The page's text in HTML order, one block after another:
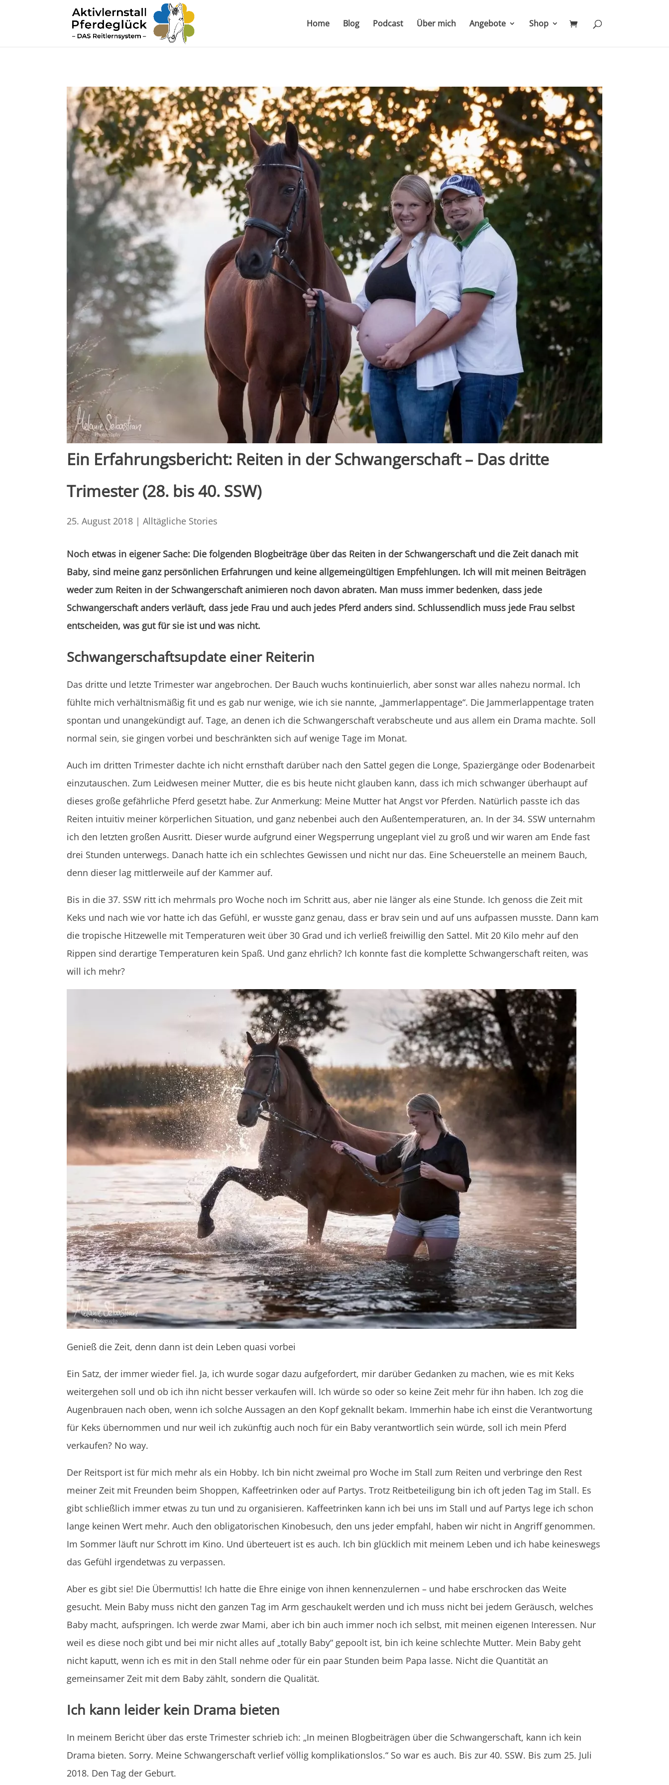
Home Blog Podcast Über mich Angebote Shop
Ein Erfahrungsbericht: Reiten in der Schwangerschaft – Das dritte
Trimester (28. bis 40. SSW)
25. August 2018 |Alltägliche Stories
Noch etwas in eigener Sache: Die folgenden Blogbeiträge über das Reiten in der Schwangerschaft und die Zeit danach mit
Baby, sind meine ganz persönlichen Erfahrungen und keine allgemeingültigen Empfehlungen. Ich will mit meinen Beiträgen
weder zum Reiten in der Schwangerschaft animieren noch davon abraten. Man muss immer bedenken, dass jede
Schwangerschaft anders verläuft, dass jede Frau und auch jedes Pferd anders sind. Schlussendlich muss jede Frau selbst
entscheiden, was gut für sie ist und was nicht.
Schwangerschaftsupdate einer Reiterin
Das dritte und letzte Trimester war angebrochen. Der Bauch wuchs kontinuierlich, aber sonst war alles nahezu normal. Ich
fühlte mich verhältnismäßig fit und es gab nur wenige, wie ich sie nannte, „Jammerlappentage“. Die Jammerlappentage traten
spontan und unangekündigt auf. Tage, an denen ich die Schwangerschaft verabscheute und aus allem ein Drama machte. Soll
normal sein, sie gingen vorbei und beschränkten sich auf wenige Tage im Monat.
Auch im dritten Trimester dachte ich nicht ernsthaft darüber nach den Sattel gegen die Longe, Spaziergänge oder Bodenarbeit
einzutauschen. Zum Leidwesen meiner Mutter, die es bis heute nicht glauben kann, dass ich mich schwanger überhaupt auf
dieses große gefährliche Pferd gesetzt habe. Zur Anmerkung: Meine Mutter hat Angst vor Pferden. Natürlich passte ich das
Reiten intuitiv meiner körperlichen Situation, und ganz nebenbei auch den Außentemperaturen, an. In der 34. SSW unternahm
ich den letzten großen Ausritt. Dieser wurde aufgrund einer Wegsperrung ungeplant viel zu groß und wir waren am Ende fast
drei Stunden unterwegs. Danach hatte ich ein schlechtes Gewissen und nicht nur das. Eine Scheuerstelle an meinem Bauch,
denn dieser lag mittlerweile auf der Kammer auf.
Bis in die 37. SSW ritt ich mehrmals pro Woche noch im Schritt aus, aber nie länger als eine Stunde. Ich genoss die Zeit mit
Keks und nach wie vor hatte ich das Gefühl, er wusste ganz genau, dass er brav sein und auf uns aufpassen musste. Dann kam
die tropische Hitzewelle mit Temperaturen weit über 30 Grad und ich verließ freiwillig den Sattel. Mit 20 Kilo mehr auf den
Rippen sind derartige Temperaturen kein Spaß. Und ganz ehrlich? Ich konnte fast die komplette Schwangerschaft reiten, was
will ich mehr?
Genieß die Zeit, denn dann ist dein Leben quasi vorbei
Ein Satz, der immer wieder fiel. Ja, ich wurde sogar dazu aufgefordert, mir darüber Gedanken zu machen, wie es mit Keks
weitergehen soll und ob ich ihn nicht besser verkaufen will. Ich würde so oder so keine Zeit mehr für ihn haben. Ich zog die
Augenbrauen nach oben, wenn ich solche Aussagen an den Kopf geknallt bekam. Immerhin habe ich einst die Verantwortung
für Keks übernommen und nur weil ich zukünftig auch noch für ein Baby verantwortlich sein würde, soll ich mein Pferd
verkaufen? No way.
Der Reitsport ist für mich mehr als ein Hobby. Ich bin nicht zweimal pro Woche im Stall zum Reiten und verbringe den Rest
meiner Zeit mit Freunden beim Shoppen, Kaffeetrinken oder auf Partys. Trotz Reitbeteiligung bin ich oft jeden Tag im Stall. Es
gibt schließlich immer etwas zu tun und zu organisieren. Kaffeetrinken kann ich bei uns im Stall und auf Partys lege ich schon
lange keinen Wert mehr. Auch den obligatorischen Kinobesuch, den uns jeder empfahl, haben wir nicht in Angriff genommen.
Im Sommer läuft nur Schrott im Kino. Und überteuert ist es auch. Ich bin glücklich mit meinem Leben und ich habe keineswegs
das Gefühl irgendetwas zu verpassen.
Aber es gibt sie! Die Übermuttis! Ich hatte die Ehre einige von ihnen kennenzulernen – und habe erschrocken das Weite
gesucht. Mein Baby muss nicht den ganzen Tag im Arm geschaukelt werden und ich muss nicht bei jedem Geräusch, welches
Baby macht, aufspringen. Ich werde zwar Mami, aber ich bin auch immer noch ich selbst, mit meinen eigenen Interessen. Nur
weil es diese noch gibt und bei mir nicht alles auf „totally Baby“ gepoolt ist, bin ich keine schlechte Mutter. Mein Baby geht
nicht kaputt, wenn ich es mit in den Stall nehme oder für ein paar Stunden beim Papa lasse. Nicht die Quantität an
gemeinsamer Zeit mit dem Baby zählt, sondern die Qualität.
Ich kann leider kein Drama bieten
In meinem Bericht über das erste Trimester schrieb ich: „In meinen Blogbeiträgen über die Schwangerschaft, kann ich kein
Drama bieten. Sorry. Meine Schwangerschaft verlief völlig komplikationslos.“ So war es auch. Bis zur 40. SSW. Bis zum 25. Juli
2018. Den Tag der Geburt.